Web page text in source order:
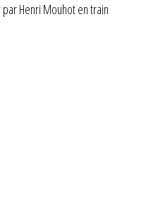
Henri Mouhot en train